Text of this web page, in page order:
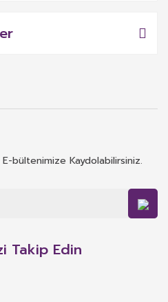
bültenimize Kaydolabilirsiniz.
Takip Edin